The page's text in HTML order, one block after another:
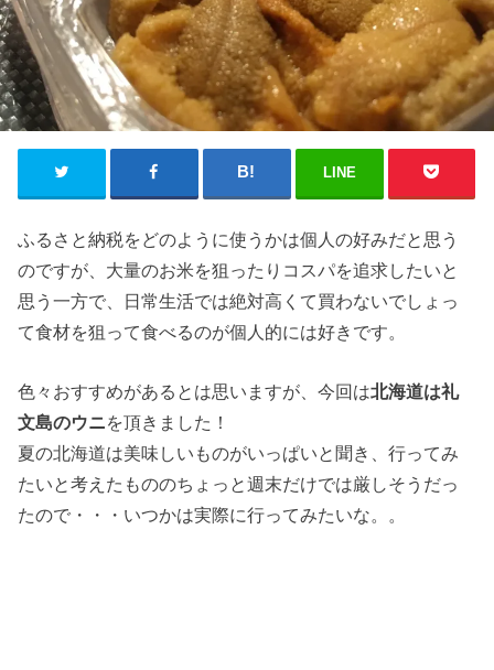
LINE
ふるさと納税をどのように使うかは個人の好みだと思う
のですが、大量のお米を狙ったりコスパを追求したいと
思う一方で、日常生活では絶対高くて買わないでしょっ
て食材を狙って食べるのが個人的には好きです。
色々おすすめがあるとは思いますが、今回は北海道は礼
文島のウニを頂きました！
夏の北海道は美味しいものがいっぱいと聞き、行ってみ
たいと考えたもののちょっと週末だけでは厳しそうだっ
たので・・・いつかは実際に行ってみたいな。。